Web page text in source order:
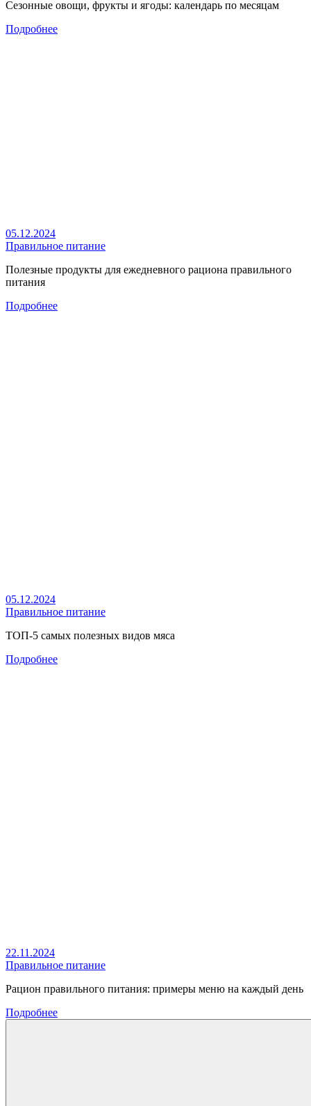
Сезонные овощи, фрукты и ягоды: календарь по месяцам
Подробнее
05.12.2024
Правильное питание
Полезные продукты для ежедневного рациона правильного
питания
Подробнее
05.12.2024
Правильное питание
ТОП-5 самых полезных видов мяса
Подробнее
22.11.2024
Правильное питание
Рацион правильного питания: примеры меню на каждый день
Подробнее